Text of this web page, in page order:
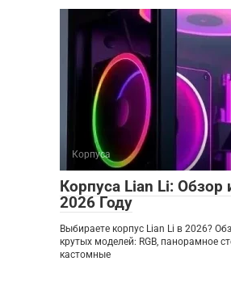
Корпуса
Корпуса Lian Li:
2026 Году
Выбираете корпус Lian Li в 2026?
крутых моделей: RGB, панорамное
кастомные